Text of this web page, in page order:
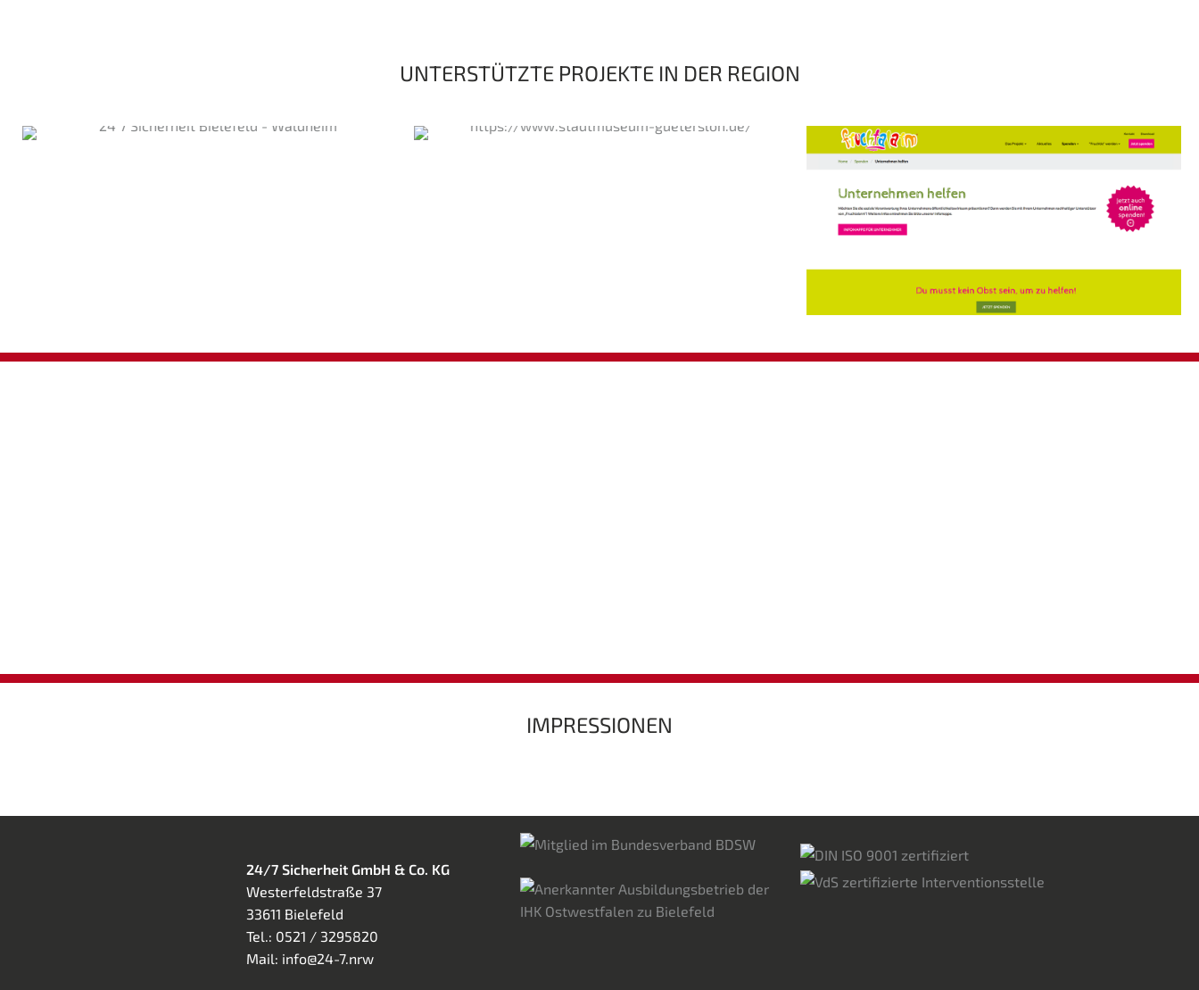
UNTERSTÜTZTE PROJEKTE IN DER REGION
IMPRESSIONEN
24/7 Sicherheit GmbH & Co. KG
Westerfeldstraße 37
33611 Bielefeld
Tel.: 0521 / 3295820
Mail: info@24-7.nrw